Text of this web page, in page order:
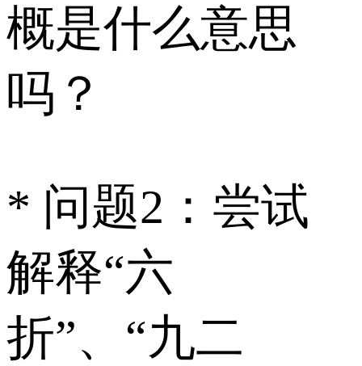
概是什么意思
吗？
* 问题2：尝试
解释“六
折”、“九二